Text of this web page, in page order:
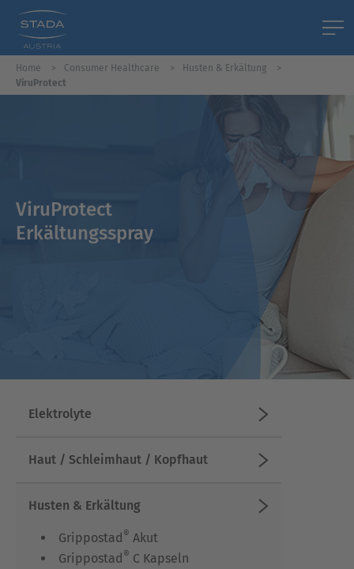
Home Consumer Healthcare
Husten & Erkältung
ViruProtect
ViruProtect
Erkältungsspray
Elektrolyte
Haut / Schleimhaut / Kopfhaut
Husten & Erkältung
Grippostad ® Akut
Grippostad ® C Kapseln